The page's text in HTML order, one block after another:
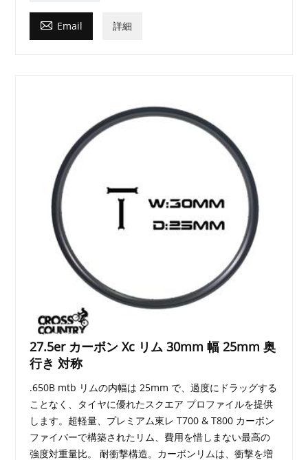
 Email 詳細
27.5er カーボン Xc リム 30mm 幅 25mm 奥
行き 対称
.650B mtb リムの内幅は 25mm で、過度にドラッグする
ことなく、タイヤに優れたスクエア プロファイルを提供
します。超軽量、プレミアム東レ T700 & T800 カーボン
ファイバーで構築されたリム、費用を惜しまない最高の
強度対重量比。 耐衝撃構造。カーボンリムは、衝撃を増